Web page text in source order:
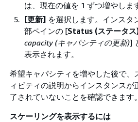
は、現在の値を 1 ずつ増やしま
[更新] を選択します。インスタ
部ペインの [Status (ステータス
capacity (キャパシティの更新)]
表示されます。
希望キャパシティを増やした後で、
ィビティの説明からインスタンスが
了されていないことを確認できます。
スケーリングを表示するには